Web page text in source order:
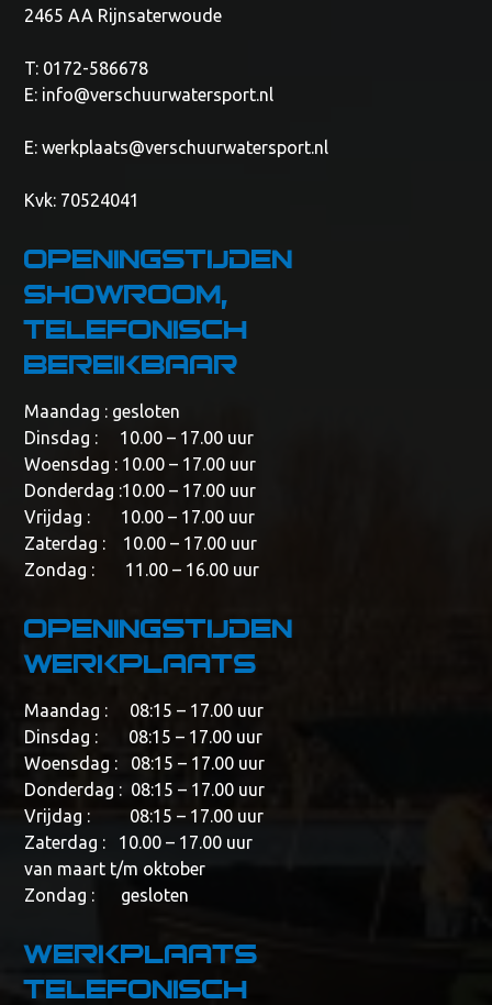
2465 AA Rijnsaterwoude
T: 0172-586678
E: info@verschuurwatersport.nl
E:werkplaats@verschuurwatersport.nl
Kvk: 70524041
Openingstijden
showroom,
telefonisch
bereikbaar
Maandag : gesloten
Dinsdag : 10.00 – 17.00 uur
Woensdag : 10.00 – 17.00 uur
Donderdag :10.00 – 17.00 uur
Vrijdag : 10.00 – 17.00 uur
Zaterdag : 10.00 – 17.00 uur
Zondag : 11.00 – 16.00 uur
Openingstijden
werkplaats
Maandag : 08:15 – 17.00 uur
Dinsdag : 08:15 – 17.00 uur
Woensdag : 08:15 – 17.00 uur
Donderdag : 08:15 – 17.00 uur
Vrijdag : 08:15 – 17.00 uur
Zaterdag : 10.00 – 17.00 uur
van maart t/m oktober
Zondag : gesloten
Werkplaats
telefonisch